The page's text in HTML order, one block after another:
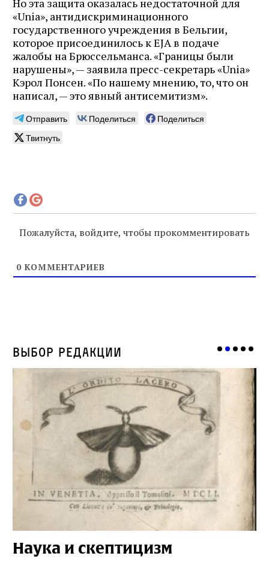
«Unia», антидискриминационного
государственного учреждения в Бельгии,
которое присоединилось к EJA в подаче
жалобы на Брюссельманса. «Границы были
нарушены», — заявила пресс-секретарь «Unia»
Кэрол Понсен. «По нашему мнению, то, что он
написал, — это явный антисемитизм».
Отправить Поделиться
Поделиться
Твитнуть
Пожалуйста, войдите, чтобы прокомментировать
0 КОММЕНТАРИЕВ
Выбор редакции
Наука и скептицизм